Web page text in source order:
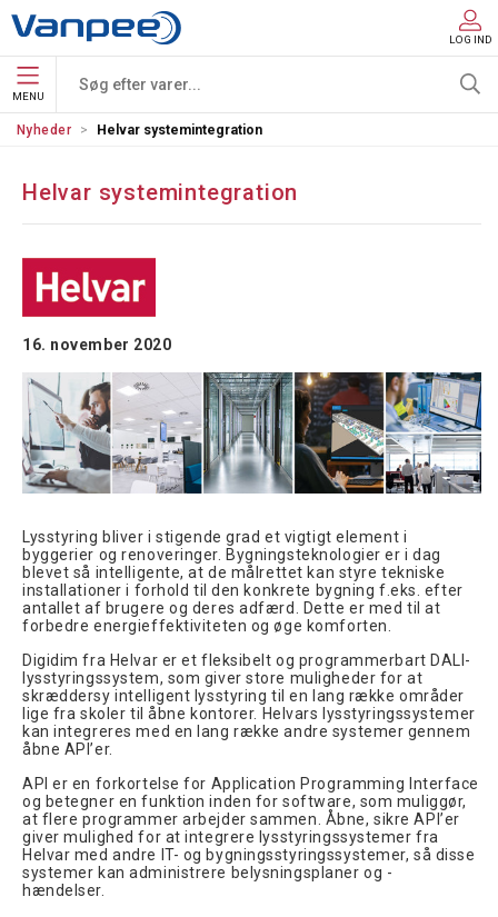
LOG IND
MENU
Nyheder Helvar systemintegration
Helvar systemintegration
16. november 2020
Lysstyring bliver i stigende grad et vigtigt element i
byggerier og renoveringer. Bygningsteknologier er i dag
blevet så intelligente, at de målrettet kan styre tekniske
installationer i forhold til den konkrete bygning f.eks. efter
antallet af brugere og deres adfærd. Dette er med til at
forbedre energieffektiviteten og øge komforten.
Digidim fra Helvar er et fleksibelt og programmerbart DALI-
lysstyringssystem, som giver store muligheder for at
skræddersy intelligent lysstyring til en lang række områder
lige fra skoler til åbne kontorer. Helvars lysstyringssystemer
kan integreres med en lang række andre systemer gennem
åbne API’er.
API er en forkortelse for Application Programming Interface
og betegner en funktion inden for software, som muliggør,
at flere programmer arbejder sammen. Åbne, sikre API’er
giver mulighed for at integrere lysstyringssystemer fra
Helvar med andre IT- og bygningsstyringssystemer, så disse
systemer kan administrere belysningsplaner og -
hændelser.